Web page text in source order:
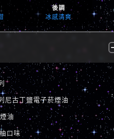
後調
冰感清爽
尼古丁鹽電子菸煙油
油
口味